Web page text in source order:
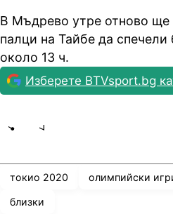
В Мъдрево утре отново ще
палци на Тайбе да
около 13 ч.
Изберете BTVsport.bg
токио 2020 олимпийски
близки